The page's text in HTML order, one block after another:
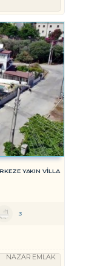
YAKIN VİLLA
3
NAZAR EMLAK